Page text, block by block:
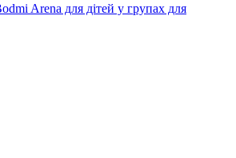
Arena для дітей у групах для